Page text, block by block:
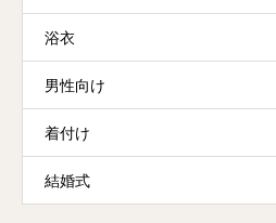
浴衣
男性向け
着付け
結婚式